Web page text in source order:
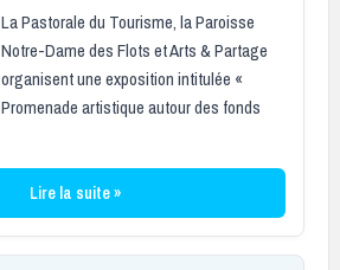
La Pastorale du Tourisme, la Paroisse
Notre-Dame des Flots et Arts & Partage
organisent une exposition intitulée «
Promenade artistique autour des fonds
Lire la suite »